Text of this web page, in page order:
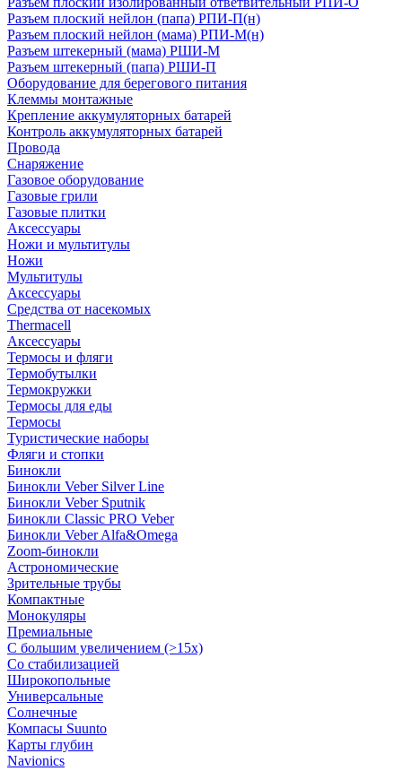
Разъем плоский нейлон (папа) РПИ-П(н)
Разъем плоский нейлон (мама) РПИ-М(н)
Разъем штекерный (мама) РШИ-М
Разъем штекерный (папа) РШИ-П
Оборудование для берегового питания
Клеммы монтажные
Крепление аккумуляторных батарей
Контроль аккумуляторных батарей
Провода
Снаряжение
Газовое оборудование
Газовые грили
Газовые плитки
Аксессуары
Ножи и мультитулы
Ножи
Мультитулы
Аксессуары
Средства от насекомых
Thermacell
Аксессуары
Термосы и фляги
Термобутылки
Термокружки
Термосы для еды
Термосы
Туристические наборы
Фляги и стопки
Бинокли
Бинокли Veber Silver Line
Бинокли Veber Sputnik
Бинокли Classic PRO Veber
Бинокли Veber Alfa&Omega
Zoom-бинокли
Астрономические
Зрительные трубы
Компактные
Монокуляры
Премиальные
С большим увеличением (>15x)
Со стабилизацией
Широкопольные
Универсальные
Солнечные
Компасы Suunto
Карты глубин
Navionics